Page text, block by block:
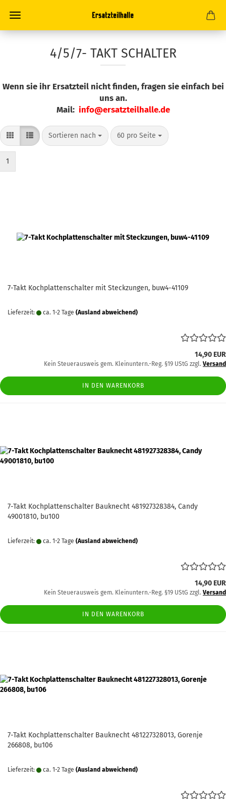
4/5/7- TAKT SCHALTER
Wenn sie ihr Ersatzteil nicht finden, fragen sie einfach bei
uns an.
Mail: info@ersatzteilhalle.de
Sortieren nach
Sortieren nach 60 pro Seite
pro Seite
1
7-Takt Kochplattenschalter mit Steckzungen, buw4-41109
Lieferzeit: ca. 1-2 Tage (Ausland abweichend)
14,90 EUR
Kein Steuerausweis gem. Kleinuntern.-Reg. §19 UStG zzgl. Versand
IN DEN WARENKORB
7-Takt Kochplattenschalter Bauknecht 481927328384, Candy
49001810, bu100
Lieferzeit: ca. 1-2 Tage (Ausland abweichend)
14,90 EUR
Kein Steuerausweis gem. Kleinuntern.-Reg. §19 UStG zzgl. Versand
IN DEN WARENKORB
7-Takt Kochplattenschalter Bauknecht 481227328013, Gorenje
266808, bu106
Lieferzeit: ca. 1-2 Tage (Ausland abweichend)